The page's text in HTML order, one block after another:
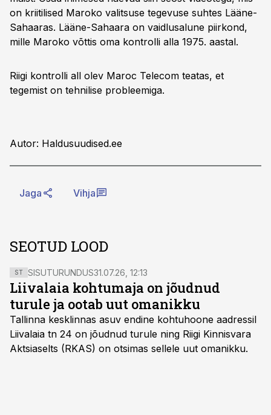
on kriitilised Maroko valitsuse tegevuse suhtes Lääne-
Sahaaras. Lääne-Sahaara on vaidlusalune piirkond,
mille Maroko võttis oma kontrolli alla 1975. aastal.
Riigi kontrolli all olev Maroc Telecom teatas, et
tegemist on tehnilise probleemiga.
Autor: Haldusuudised.ee
Jaga Vihja
SEOTUD LOOD
ST SISUTURUNDUS31.07.26, 12:13
Liivalaia kohtumaja on jõudnud
turule ja ootab uut omanikku
Tallinna kesklinnas asuv endine kohtuhoone aadressil
Liivalaia tn 24 on jõudnud turule ning Riigi Kinnisvara
Aktsiaselts (RKAS) on otsimas sellele uut omanikku.